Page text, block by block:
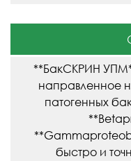
**БакСКРИН
направленное
патогенных
быстро и